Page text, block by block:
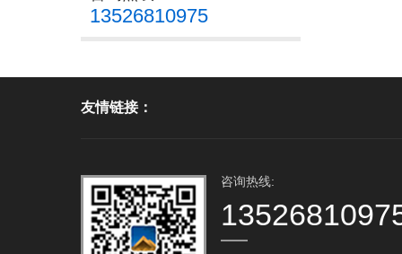
13526810975
友情链接：
咨询热线: